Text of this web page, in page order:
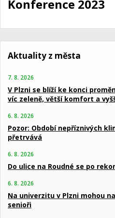
Konference 2023
Aktuality z města
7. 8. 2026
V Plzni se blíží ke konci
víc zeleně, větší komfort a
6. 8. 2026
Pozor: Období nepříznivých
přetrvává
6. 8. 2026
Do ulice na Roudné se po
6. 8. 2026
Na univerzitu v Plzni mohou
senioři